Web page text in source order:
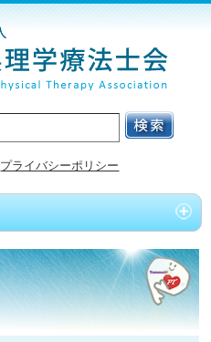
プライバシーポリシー